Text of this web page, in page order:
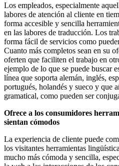
Los empleados, especialmente
labores de atención al cliente en
forma accesible y sencilla
en las labores de traducción. Los
forma fácil de servicios como
Cuanto más completos sean en su
oferten que faciliten el trabajo en
ejemplo de lo que se puede buscar
línea que soporta alemán, inglés,
portugués, holandés y sueco y que
gramatical, como pueden ser
Ofrece a los consumidores
sientan cómodos
La experiencia de cliente puede
los visitantes herramientas
mucho más cómoda y sencilla,